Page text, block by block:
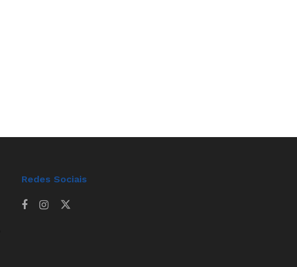
Redes Sociais